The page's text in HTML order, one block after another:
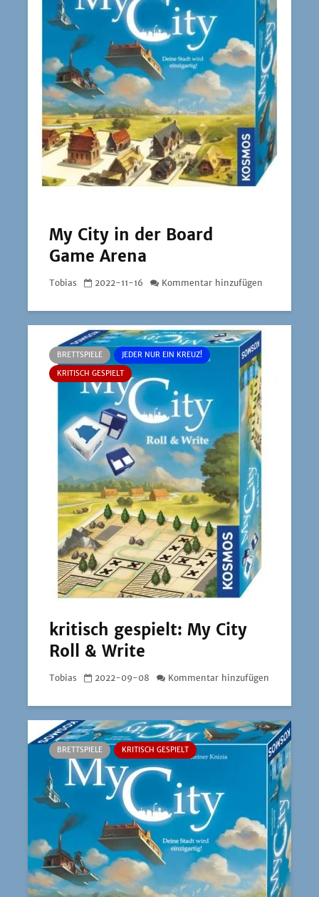
My City in der Board
Game Arena
Tobias 2022-11-16 Kommentar hinzufügen
BRETTSPIELE
JEDER NUR EIN KREUZ!
KRITISCH GESPIELT
kritisch gespielt: My City
Roll & Write
Tobias 2022-09-08 Kommentar hinzufügen
BRETTSPIELE KRITISCH GESPIELT